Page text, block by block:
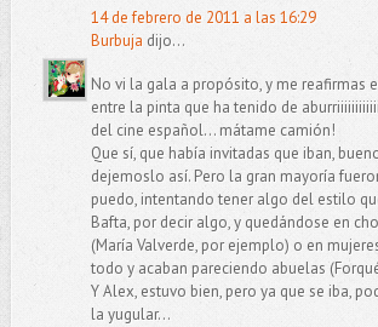
14 de febrero de 2011 a las 16:29
Burbuja dijo...
No vi la gala a propósito, y me reafirmas
entre la pinta que ha tenido de
del cine español... mátame camión!
Que sí, que había invitadas que iban,
dejemoslo así. Pero la gran mayoría
puedo, intentando tener algo del estilo
Bafta, por decir algo, y quedándose en
(María Valverde, por ejemplo) o en
todo y acaban pareciendo abuelas
Y Alex, estuvo bien, pero ya que se iba,
la yugular...